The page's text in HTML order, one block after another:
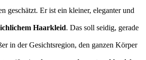
geschätzt. Er ist ein kleiner, eleganter und
Haarkleid. Das soll seidig, gerade
in der Gesichtsregion, den ganzen Körper